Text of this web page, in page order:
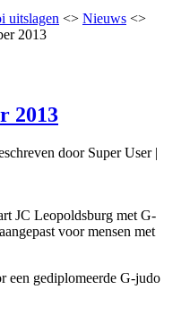
uitslagen <> Nieuws <>
2013
2013
door Super User|
JC Leopoldsburg met G-
voor mensen met
een gediplomeerde G-judo